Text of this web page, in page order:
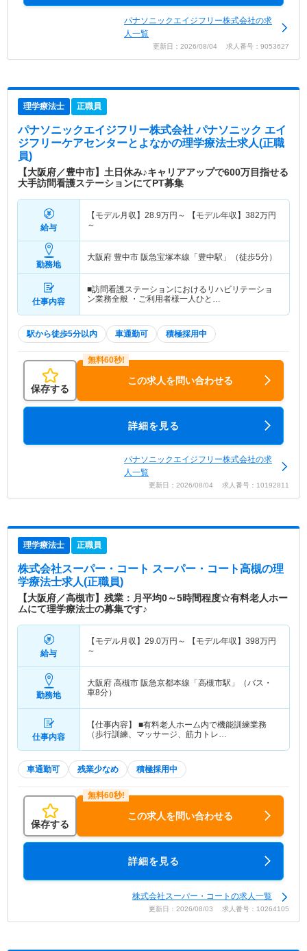
パナソニックエイジフリー株式会社の求
人一覧
更新日：2026/08/04 求人番号：9053627
理学療法士 正職員
パナソニックエイジフリー株式会社 パナソニック エイ
ジフリーケアセンターとよなかの理学療法士求人(正職
員)
【大阪府／豊中市】土日休み♪キャリアアップで600万目指せる
大手訪問看護ステーションにてPT募集
給与
【モデル月収】 28.9万円～ 【モデル年収】 382万円
～
勤務地
大阪府 豊中市 阪急宝塚本線「豊中駅」（徒歩5分）
仕事内容
■訪問看護ステーションにおけるリハビリテーショ
ン業務全般 ・ご利用者様一人ひと…
駅から徒歩5分以内 車通勤可 積極採用中
保存する
この求人を問い合わせる
詳細を見る
パナソニックエイジフリー株式会社の求
人一覧
更新日：2026/08/04 求人番号：10192811
理学療法士 正職員
株式会社スーパー・コート スーパー・コート高槻の理
学療法士求人(正職員)
【大阪府／高槻市】残業：月平均0～5時間程度☆有料老人ホー
ムにて理学療法士の募集です♪
給与
【モデル月収】 29.0万円～ 【モデル年収】 398万円
～
勤務地
大阪府 高槻市 阪急京都本線「高槻市駅」（バス・
車8分）
仕事内容
【仕事内容】 ■有料老人ホーム内で機能訓練業務
（歩行訓練、マッサージ、筋力トレ…
車通勤可 残業少なめ 積極採用中
保存する
この求人を問い合わせる
詳細を見る
株式会社スーパー・コートの求人一覧
更新日：2026/08/03 求人番号：10264105